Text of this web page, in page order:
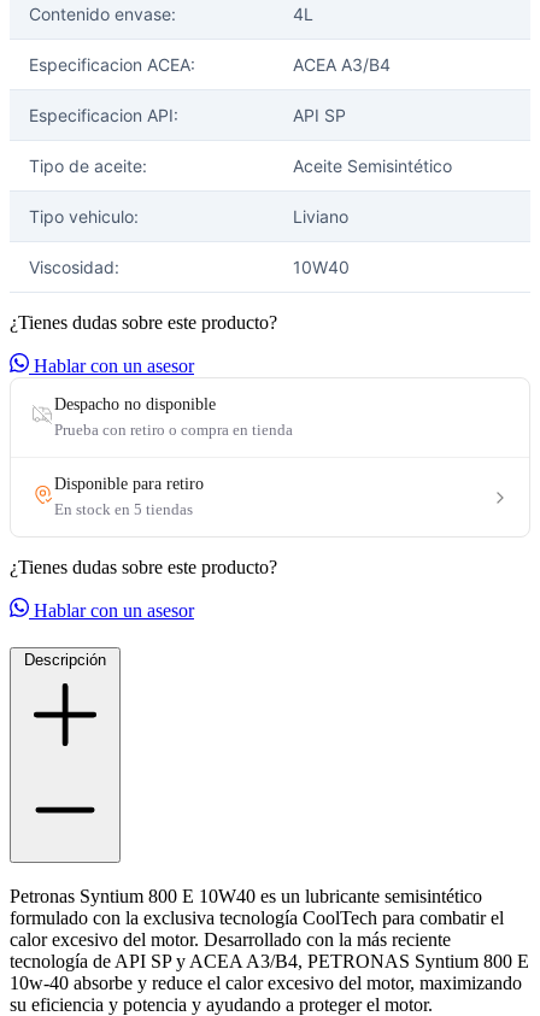
Contenido envase: 4L
Especificacion ACEA: ACEA A3/B4
Especificacion API: API SP
Tipo de aceite: Aceite Semisintético
Tipo vehiculo: Liviano
Viscosidad: 10W40
¿Tienes dudas sobre este producto?
Hablar con un asesor
¿Tienes dudas sobre este producto?
Hablar con un asesor
Descripción
Petronas Syntium 800 E 10W40 es un lubricante semisintético
formulado con la exclusiva tecnología CoolTech para combatir el
calor excesivo del motor. Desarrollado con la más reciente
tecnología de API SP y ACEA A3/B4, PETRONAS Syntium 800 E
10w-40 absorbe y reduce el calor excesivo del motor, maximizando
su eficiencia y potencia y ayudando a proteger el motor.